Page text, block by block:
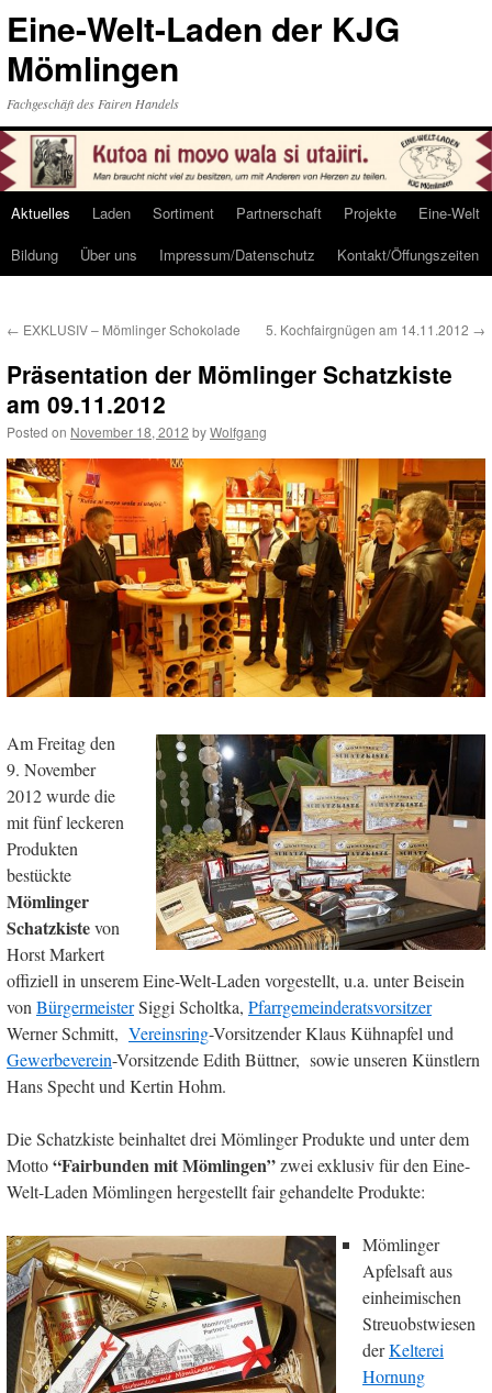
Eine-Welt-Laden der KJG
Mömlingen
Fachgeschäft des Fairen Handels
Skip
to
Aktuelles Laden Sortiment Partnerschaft Projekte
Eine-Welt
Bildung
Über uns Impressum/Datenschutz Kontakt/Öffungszeiten
← EXKLUSIV – Mömlinger Schokolade 5. Kochfairgnügen am 14.11.2012 →
Präsentation der Mömlinger Schatzkiste
am 09.11.2012
Posted on November 18, 2012 byWolfgang
Am Freitag den
9. November
2012 wurde die
mit fünf leckeren
Produkten
bestückte
Mömlinger
Schatzkistevon
Horst Markert
offiziell in unserem Eine-Welt-Laden vorgestellt, u.a. unter Beisein
von BürgermeisterSiggi Scholtka, Pfarrgemeinderatsvorsitzer
Werner Schmitt, Vereinsring-Vorsitzender Klaus Kühnapfel und
Gewerbeverein-Vorsitzende Edith Büttner, sowie unseren Künstlern
Hans Specht und Kertin Hohm.
Die Schatzkiste beinhaltet drei Mömlinger Produkte und unter dem
Motto“Fairbunden mit Mömlingen”zwei exklusiv für den Eine-
Welt-Laden Mömlingen hergestellt fair gehandelte Produkte:
Mömlinger
Apfelsaft aus
einheimischen
Streuobstwiesen
derKelterei
Hornung